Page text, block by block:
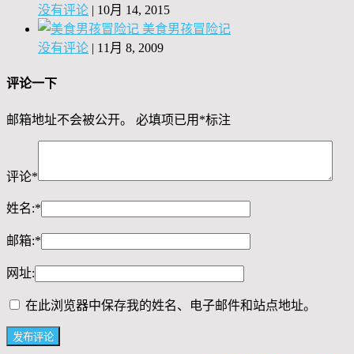
没有评论 | 10月 14, 2015
美食男孩冒险记
没有评论 | 11月 8, 2009
评论一下
邮箱地址不会被公开。 必填项已用 *标注
评论*
姓名:*
邮箱:*
网址:
在此浏览器中保存我的姓名、电子邮件和站点地址。